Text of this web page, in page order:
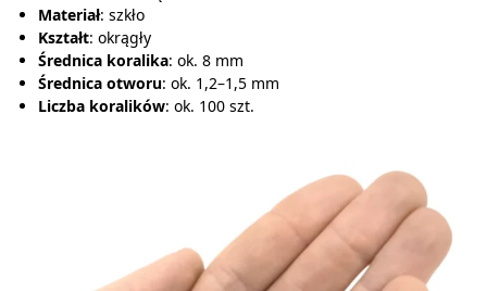
Materiał: szkło
Kształt: okrągły
Średnica koralika: ok. 8 mm
Średnica otworu: ok. 1,2–1,5 mm
Liczba koralików: ok. 100 szt.